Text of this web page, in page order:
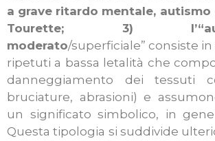
a grave ritardo mentale, autismo
Tourette; 3)
moderato/superficiale” consiste
ripetuti a bassa letalità che
danneggiamento dei tessuti
bruciature, abrasioni) e
un significato simbolico, in
Questa tipologia si suddivide